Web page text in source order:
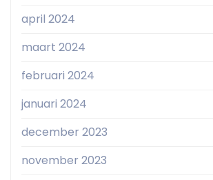
april 2024
maart 2024
februari 2024
januari 2024
december 2023
november 2023